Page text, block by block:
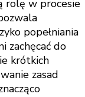
rolę w procesie
popełniania
zachęcać do
krótkich
zasad